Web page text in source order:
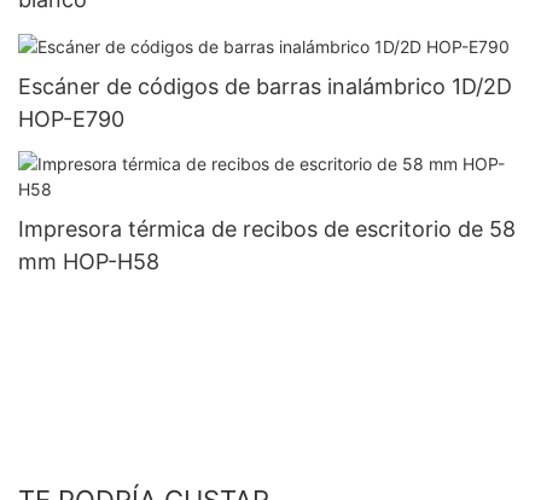
Escáner de códigos de barras inalámbrico 1D/2D
HOP-E790
Impresora térmica de recibos de escritorio de 58
mm HOP-H58